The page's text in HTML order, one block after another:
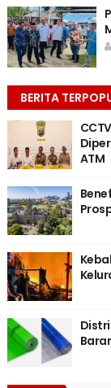
BERITA
ATM